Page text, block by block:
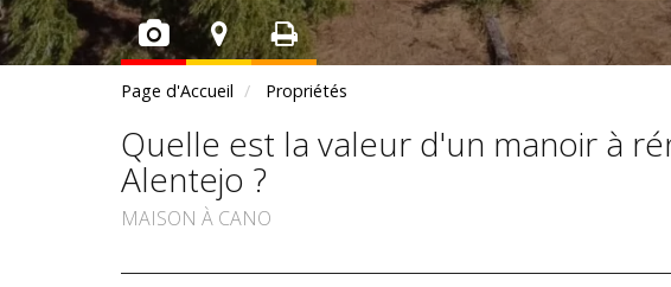
Page d'Accueil Propriétés
Quelle est la valeur d'un manoir à
Alentejo ?
MAISON À CANO